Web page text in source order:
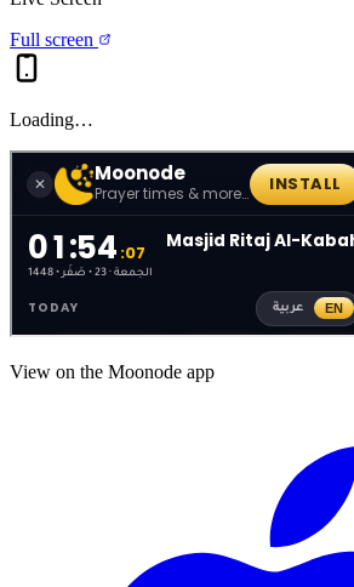
Full screen
Loading…
View on the Moonode app